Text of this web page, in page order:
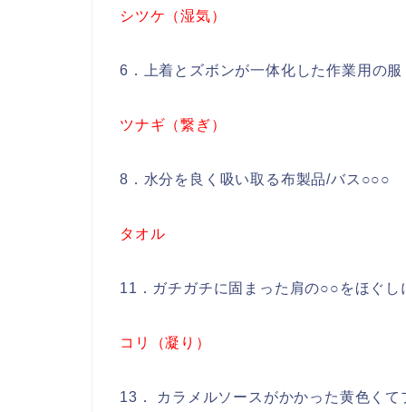
シツケ（湿気）
6．上着とズボンが一体化した作業用の服
ツナギ（繋ぎ）
8．水分を良く吸い取る布製品/バス○○○
タオル
11．ガチガチに固まった肩の○○をほぐし
コリ（凝り）
13． カラメルソースがかかった黄色く